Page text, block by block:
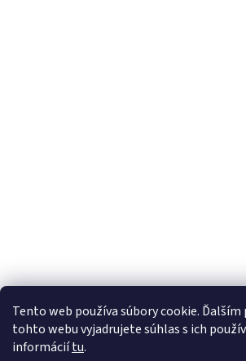
Tento web používa súbory cookie.
tohto webu vyjadrujete súhlas s ich
informáciítu.